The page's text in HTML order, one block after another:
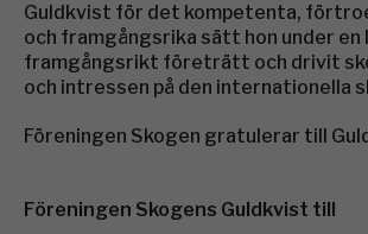
Guldkvist för det kompetenta,
och framgångsrika sätt hon under en
framgångsrikt företrätt och drivit
och intressen på den internationella
Föreningen Skogen gratulerar till
Föreningen Skogens Guldkvist till